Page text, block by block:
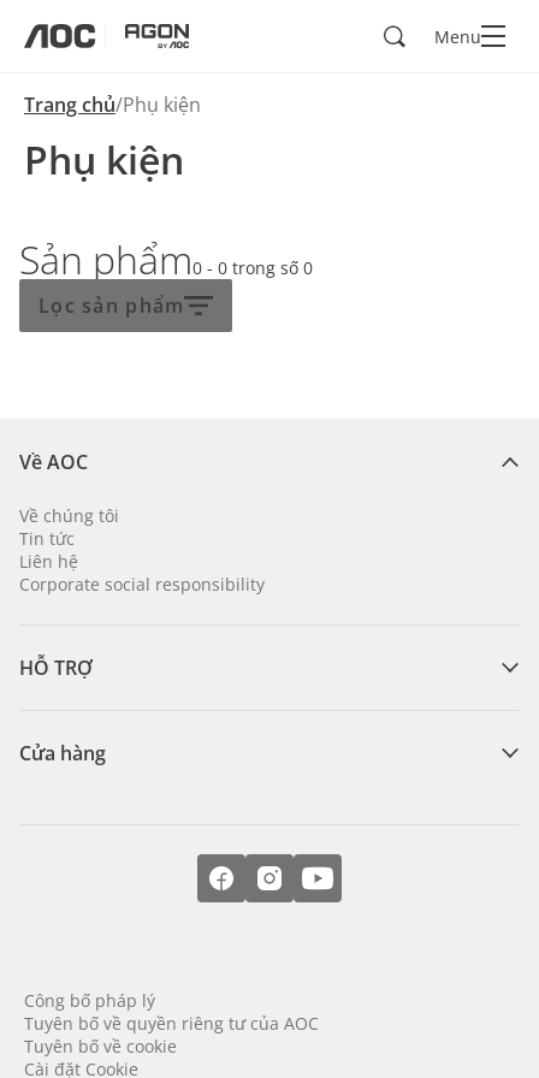
SearchMenu
Trang chủ Phụ kiện
Phụ kiện
Sản phẩm0 - 0 trong số 0
Lọc sản phẩm
Về AOC
Về chúng tôi
Tin tức
Liên hệ
Corporate social responsibility
HỖ TRỢ
Cửa hàng
Công bố pháp lý
Tuyên bố về quyền riêng tư của AOC
Tuyên bố về cookie
Cài đặt Cookie